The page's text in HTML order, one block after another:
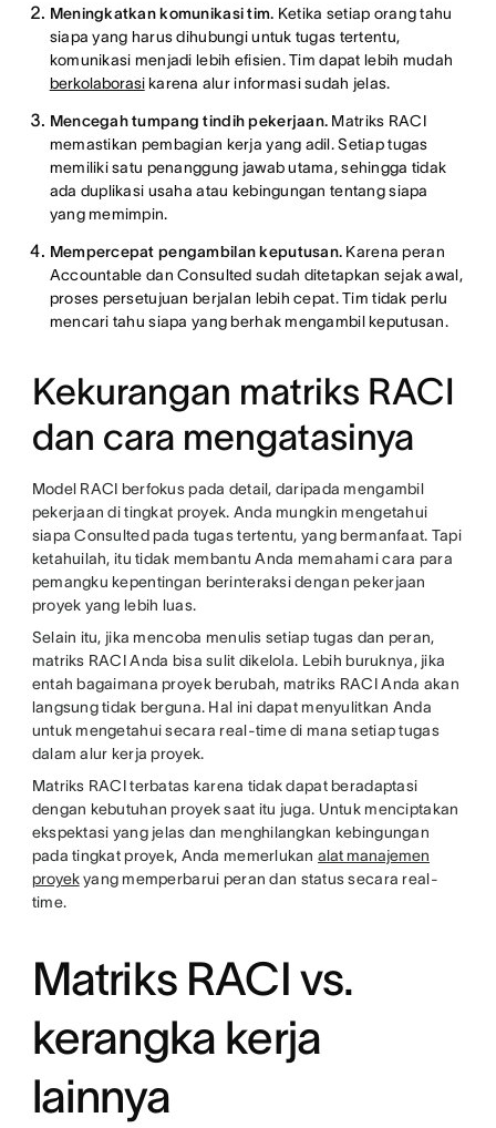
Meningkatkan komunikasi tim. Ketika setiap orang tahu
siapa yang harus dihubungi untuk tugas tertentu,
komunikasi menjadi lebih efisien. Tim dapat lebih mudah
berkolaborasikarena alur informasi sudah jelas.
Mencegah tumpang tindih pekerjaan. Matriks RACI
memastikan pembagian kerja yang adil. Setiap tugas
memiliki satu penanggung jawab utama, sehingga tidak
ada duplikasi usaha atau kebingungan tentang siapa
yang memimpin.
Mempercepat pengambilan keputusan. Karena peran
Accountable dan Consulted sudah ditetapkan sejak awal,
proses persetujuan berjalan lebih cepat. Tim tidak perlu
mencari tahu siapa yang berhak mengambil keputusan.
Kekurangan matriks RACI
dan cara mengatasinya
Model RACI berfokus pada detail, daripada mengambil
pekerjaan di tingkat proyek. Anda mungkin mengetahui
siapa Consulted pada tugas tertentu, yang bermanfaat. Tapi
ketahuilah, itu tidak membantu Anda memahami cara para
pemangku kepentingan berinteraksi dengan pekerjaan
proyek yang lebih luas.
Selain itu, jika mencoba menulis setiap tugas dan peran,
matriks RACI Anda bisa sulit dikelola. Lebih buruknya, jika
entah bagaimana proyek berubah, matriks RACI Anda akan
langsung tidak berguna. Hal ini dapat menyulitkan Anda
untuk mengetahui secara real-time di mana setiap tugas
dalam alur kerja proyek.
Matriks RACI terbatas karena tidak dapat beradaptasi
dengan kebutuhan proyek saat itu juga. Untuk menciptakan
ekspektasi yang jelas dan menghilangkan kebingungan
pada tingkat proyek, Anda memerlukanalat manajemen
proyekyang memperbarui peran dan status secara real-
time.
Matriks RACI vs.
kerangka kerja
lainnya